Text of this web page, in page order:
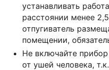
устанавливать
расстоянии менее
отпугиватель
помещении,
Не включайте
от ушей человека,